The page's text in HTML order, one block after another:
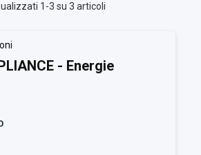
1-3 su 3 articoli
EASYCOMPLIANCE - Energie